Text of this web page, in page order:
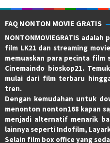
FAQ NONTON MOVIE GRATIS
NONTONMOVIEGRATIS
film LK21 dan streaming
memuaskan para pecinta film
Cinemaindo bioskop21.
mulai dari film terbaru
tren.
Dengan kemudahan untuk
menonton nonton168 kapan
menjadi alternatif menarik
lainnya seperti Indofilm,
Selain film box office yang